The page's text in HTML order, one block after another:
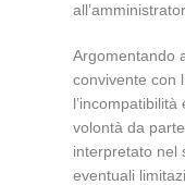
Argomentando
convivente con
volontà da
interpretato nel
eventuali